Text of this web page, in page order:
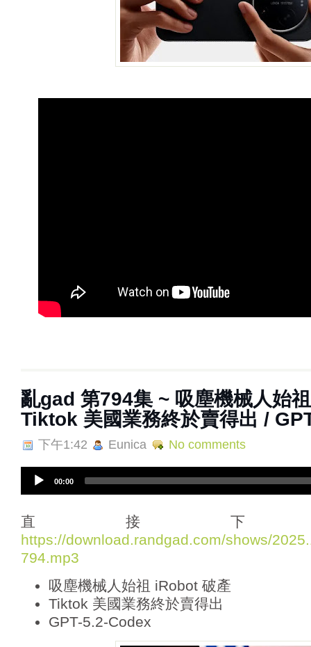
亂‌‌‌gad‌‌‌ ‌‌‌‌‌第‌‌‌794集 ~ 吸塵機械人始
Tiktok 美國業務終於賣得出 /
下午1:42 Eunica No comments
i
o
P
l
00:00
直接
https://download.randgad.com/shows/
794.mp3
吸塵機械人始祖 iRobot 破產
Tiktok 美國業務終於賣得出
GPT-5.2-Codex